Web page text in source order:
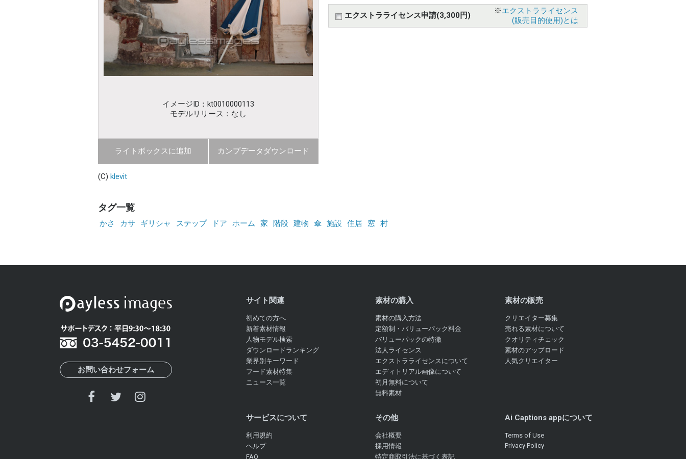
イメージID：kt0010000113
モデルリリース：なし
ライトボックスに追加 カンプデータダウンロード
エクストラライセンス申請(3,300円) ※エクストラライセンス
(販売目的使用)とは
(C) klevit
タグ一覧
かさ カサ ギリシャ ステップ ドア ホーム 家 階段 建物 傘 施設 住居 窓 村
お問い合わせフォーム
サイト関連
初めての方へ
新着素材情報
人物モデル検索
ダウンロードランキング
業界別キーワード
フード素材特集
ニュース一覧
素材の購入
素材の購入方法
定額制・バリューパック料金
バリューパックの特徴
法人ライセンス
エクストラライセンスについて
エディトリアル画像について
初月無料について
無料素材
素材の販売
クリエイター募集
売れる素材について
クオリティチェック
素材のアップロード
人気クリエイター
サービスについて
利用規約
ヘルプ
FAQ
その他
会社概要
採用情報
特定商取引法に基づく表記
Ai Captions appについて
Terms of Use
Privacy Policy